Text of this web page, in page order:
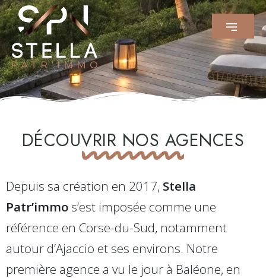
DÉCOUVRIR NOS AGENCES
Depuis sa création en 2017, Stella
Patr’immo s’est imposée comme une
référence en Corse-du-Sud, notamment
autour d’Ajaccio et ses environs. Notre
première agence a vu le jour à Baléone, en